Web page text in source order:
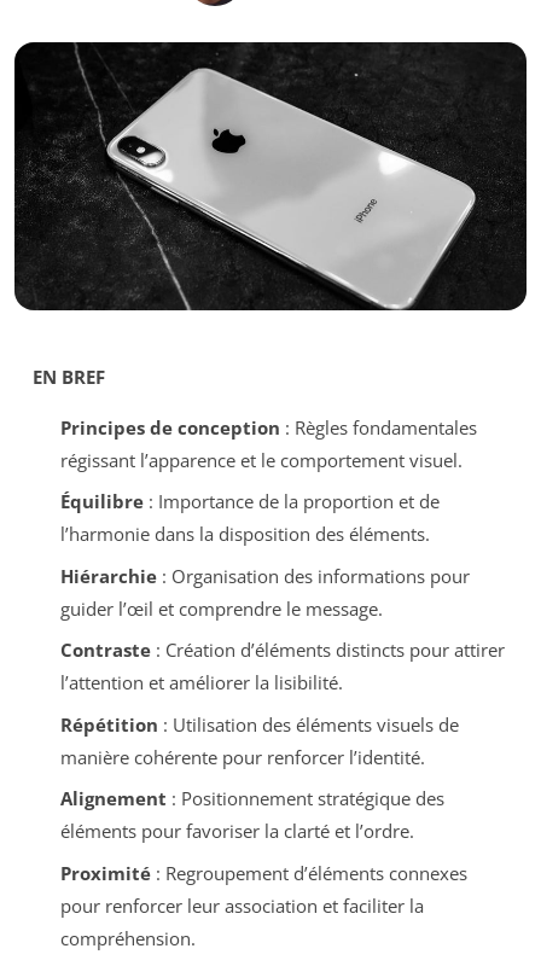
EN BREF
Principes de conception : Règles fondamentales
régissant l’apparence et le comportement visuel.
Équilibre: Importance de la proportion et de
l’harmonie dans la disposition des éléments.
Hiérarchie: Organisation des informations pour
guider l’œil et comprendre le message.
Contraste: Création d’éléments distincts pour attirer
l’attention et améliorer la lisibilité.
Répétition : Utilisation des éléments visuels de
manière cohérente pour renforcer l’identité.
Alignement : Positionnement stratégique des
éléments pour favoriser la clarté et l’ordre.
Proximité: Regroupement d’éléments connexes
pour renforcer leur association et faciliter la
compréhension.